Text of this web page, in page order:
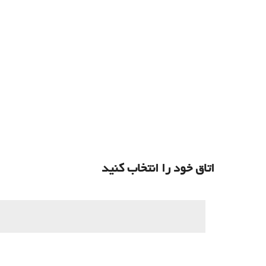
اتاق خود را انتخاب کنید